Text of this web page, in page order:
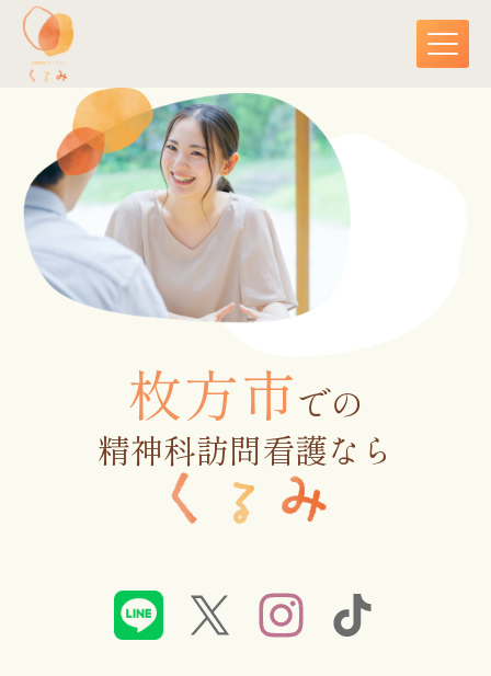
枚方市での
精神科訪問看護なら